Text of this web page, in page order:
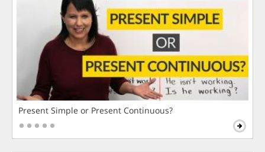
Present Simple or Present Continuous?